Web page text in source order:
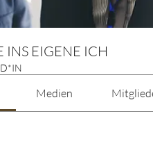
INS EIGENE ICH
Medien